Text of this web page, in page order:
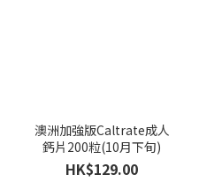
澳洲加強版Caltrate成人
鈣片200粒(10月下旬)
HK$129.00